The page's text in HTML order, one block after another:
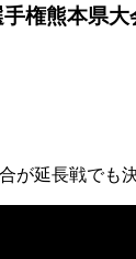
権熊本県大
が延長戦でも